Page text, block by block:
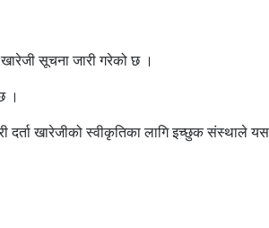
खारेजी सूचना जारी गरेको छ ।
।
खारेजीको स्वीकृतिका लागि इच्छुक संस्थाले